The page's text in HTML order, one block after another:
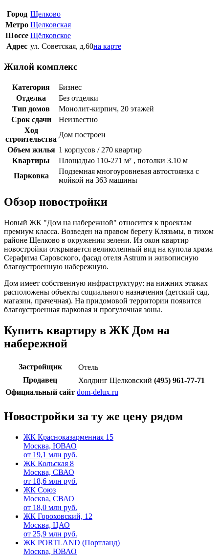
Город Щелково
Метро Щелковская
Шоссе Щёлковское
Адрес ул. Советская, д.60на карте
Жилой комплекс
Категория
Бизнес
Отделка
Без отделки
Тип домов
Монолит-кирпич, 20 этажей
Срок сдачи
Неизвестно
Ход
строительства
Дом построен
Объем жилья 1 корпусов / 270 квартир
Квартиры
Площадью 110-271 м² , потолки 3.10 м
Парковка
Подземная многоуровневая автостоянка с
мойкой на 363 машины
Обзор новостройки
Новый ЖК "Дом на набережной" относится к проектам
премиум класса. Возведен на правом берегу Клязьмы, в тихом
районе Щелково в окружении зелени. Из окон квартир
новостройки открывается великолепный вид на купола храма
Серафима Саровского, фасад отеля Astrum и живописную
благоустроенную набережную.
Дом имеет собственную инфраструктуру: на нижних этажах
расположены объекты социального назначения (детский сад,
магазин, прачечная). На придомовой территории появится
благоустроенная парковая и прогулочная зоны.
Купить квартиру в ЖК Дом на
набережной
Застройщик
Отель
Продавец
Холдинг Щелковский (495) 961-77-71
Официальный сайт dom-delux.ru
Новостройки за ту же цену рядом
ЖК Красноказарменная 15
Москва, ЮВАО
от 19,1 млн руб.
ЖК Кольская 8
Москва, СВАО
от 18,6 млн руб.
ЖК Союз
Москва, СВАО
от 18,0 млн руб.
ЖК Гороховский, 12
Москва, ЦАО
от 25,9 млн руб.
ЖК PORTLAND (Портланд)
Москва, ЮВАО